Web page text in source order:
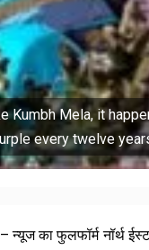
Kumbh Mela, it
every twelve
न्यूज का फुलफॉर्म नॉर्थ